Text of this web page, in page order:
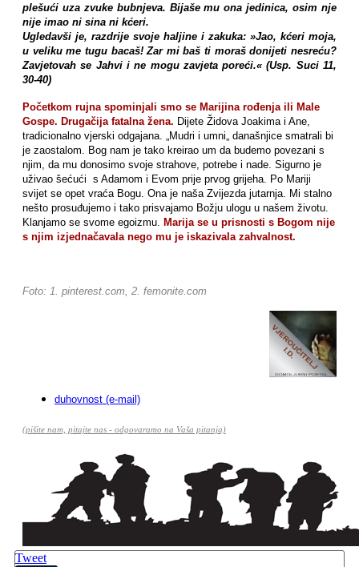
plešući uza zvuke bubnjeva. Bijaše mu ona jedinica, osim nje
nije imao ni sina ni kćeri.
Ugledavši je, razdrije svoje haljine i zakuka: »Jao, kćeri moja,
u veliku me tugu bacaš! Zar mi baš ti moraš donijeti nesreću?
Zavjetovah se Jahvi i ne mogu zavjeta poreći.« (Usp. Suci 11,
30-40)
Početkom rujna spominjali smo se Marijina rođenja ili Male
Gospe. Drugačija fatalna žena. Dijete Židova Joakima i Ane,
tradicionalno vjerski odgajana. „Mudri i umni„ današnjice smatrali bi
je zaostalom. Bog nam je tako kreirao um da budemo povezani s
njim, da mu donosimo svoje strahove, potrebe i nade. Sigurno je
uživao šećući s Adamom i Evom prije prvog grijeha. Po Mariji
svijet se opet vraća Bogu. Ona je naša Zvijezda jutarnja. Mi stalno
nešto prosuđujemo i tako prisvajamo Božju ulogu u našem životu.
Klanjamo se svome egoizmu. Marija se u prisnosti s Bogom nije
s njim izjednačavala nego mu je iskazivala zahvalnost.
Foto: 1. pinterest.com, 2. femonite.com
duhovnost (e-mail)
(pišite nam, pitajte nas - odgovaramo na Vaša pitanja)
Tweet